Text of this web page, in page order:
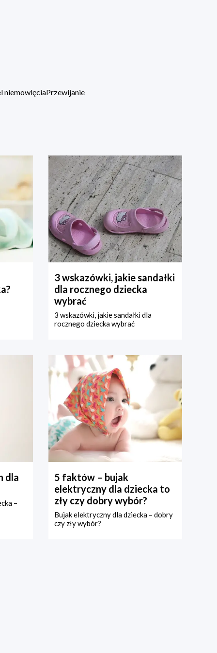
niemowlęciaPrzewijanie
3 wskazówki, jakie sandałki
dla rocznego dziecka
wybrać
3 wskazówki, jakie sandałki dla
rocznego dziecka wybrać
dla
–
5 faktów – bujak
elektryczny dla dziecka to
zły czy dobry wybór?
Bujak elektryczny dla dziecka – dobry
czy zły wybór?